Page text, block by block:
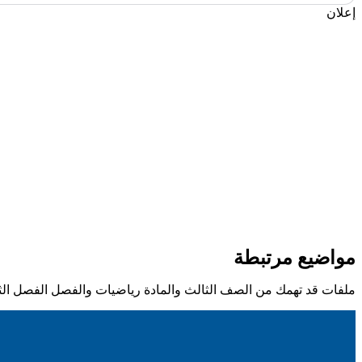
إعلان
مواضيع مرتبطة
ملفات قد تهمك من الصف الثالث والمادة رياضيات والفصل الفصل